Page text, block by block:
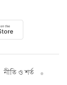
নীতি ও শর্ত